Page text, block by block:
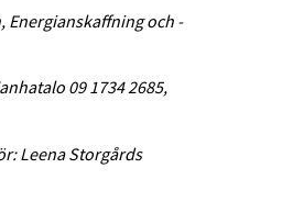
Energianskaffning och -
09 1734 2685,
Leena Storgårds